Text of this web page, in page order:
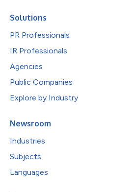
Solutions
PR Professionals
IR Professionals
Agencies
Public Companies
Explore by Industry
Newsroom
Industries
Subjects
Languages